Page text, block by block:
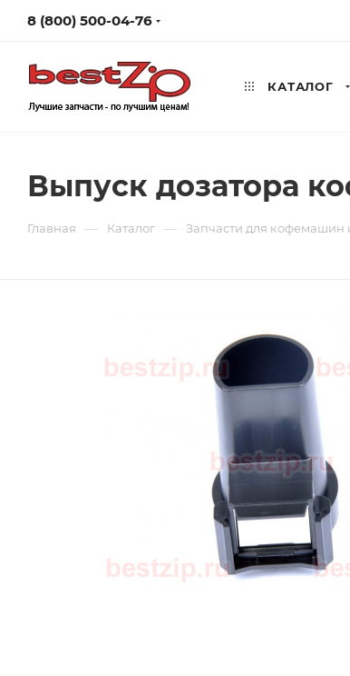
8 (800) 500-04-76
КАТАЛОГ
Выпуск дозатора
Главная — Каталог — Запчасти для кофемашин